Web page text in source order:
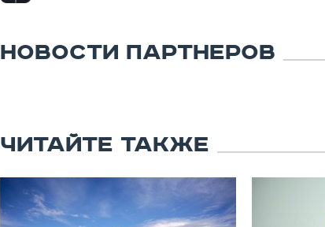
НОВОСТИ ПАРТНЕРОВ
ЧИТАЙТЕ ТАКЖЕ